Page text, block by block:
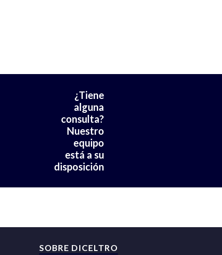
¿Tiene
alguna
consulta?
Nuestro
equipo
está a su
disposición
SOBRE DICELTRO